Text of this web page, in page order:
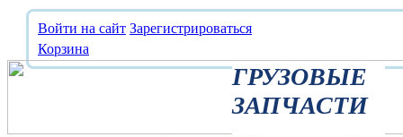
Войти на сайт Зарегистрироваться
Корзина
ГРУЗОВЫЕ
ЗАПЧАСТИ